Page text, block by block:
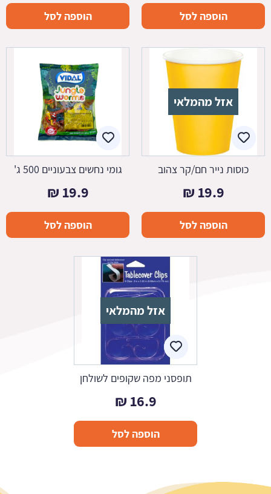
הוספה לסל הוספה לסל
אזל מהמלאי
כוסות נייר חם/קר צהוב
19.9
₪
הוספה לסל
גומי נחשים צבעוניים 500 ג'
19.9
₪
הוספה לסל
אזל מהמלאי
תופסני מפה שקופים לשולחן
16.9
₪
הוספה לסל